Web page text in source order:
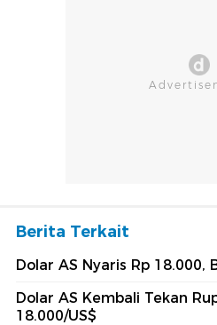
Berita Terkait
Dolar AS Nyaris Rp 18.000,
Dolar AS Kembali Tekan
18.000/US$